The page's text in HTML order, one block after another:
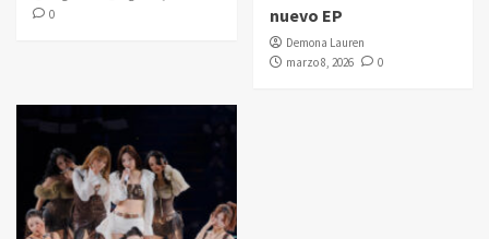
0
nuevo EP
Demona Lauren
marzo 8, 2026
0